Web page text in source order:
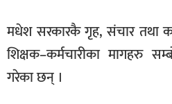
मधेश सरकारकै गृह, संचार तथा
शिक्षक–कर्मचारीका मागहरु
गरेका छन् ।